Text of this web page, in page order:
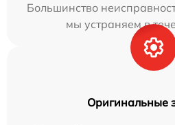
Большинство
мы устраняем в
Оригинальные